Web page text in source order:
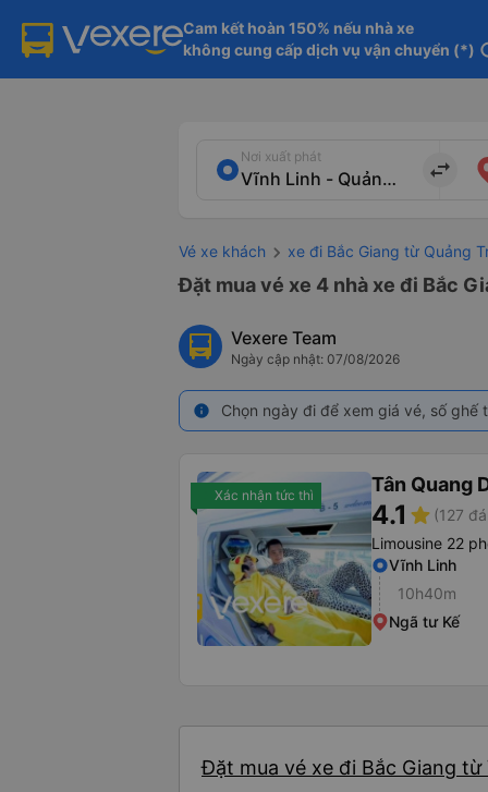
Cam kết hoàn 150% nếu nhà xe
không cung cấp dịch vụ vận chuyển (*)
Nơi xuất phát
import_export
Vé xe khách xe đi Bắc Giang từ Quảng
Đặt mua vé xe 4 nhà xe đi Bắc
Vexere Team
Ngày cập nhật: 07/08/2026
info Chọn ngày đi để xem giá vé, số
Xác nhận tức thì Tân Quang
4.1 star (127
Limousine 22
Vĩnh Linh
10h40m
Ngã tư Kế
Đặt mua vé xe đi Bắc Giang